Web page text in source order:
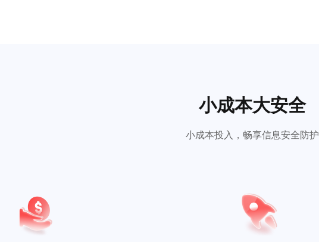
小成本大安全
小成本投入，畅享信息安全防护